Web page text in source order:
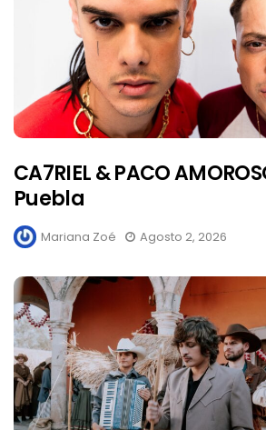
CA7RIEL & PACO
Puebla
Mariana Zoé Agosto 2, 2026